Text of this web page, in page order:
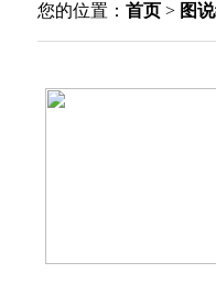
您的位置：首页 > 图